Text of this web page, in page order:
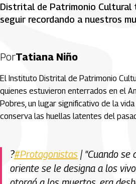
Distrital de Patrimonio Cultural
seguir recordando a nuestros
PorTatiana Niño
El Instituto Distrital de Patrimonio
quienes estuvieron enterrados en el
Pobres, un lugar significativo de la
conserva las huellas latentes del
?#Protagonistas | "Cuando se
oriente se le designa a los